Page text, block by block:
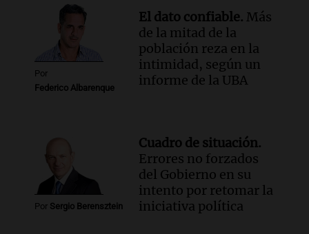
Por
Federico Albarenque
El dato confiable. Más
de la mitad de la
población reza en la
intimidad, según un
informe de la UBA
Por Sergio Berensztein
Cuadro de situación.
Errores no forzados
del Gobierno en su
intento por retomar la
iniciativa política